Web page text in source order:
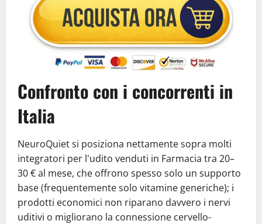
Confronto con i concorrenti in
Italia
NeuroQuiet si posiziona nettamente sopra molti
integratori per l'udito venduti in Farmacia tra 20–
30 € al mese, che offrono spesso solo un supporto
base (frequentemente solo vitamine generiche); i
prodotti economici non riparano davvero i nervi
uditivi o migliorano la connessione cervello-